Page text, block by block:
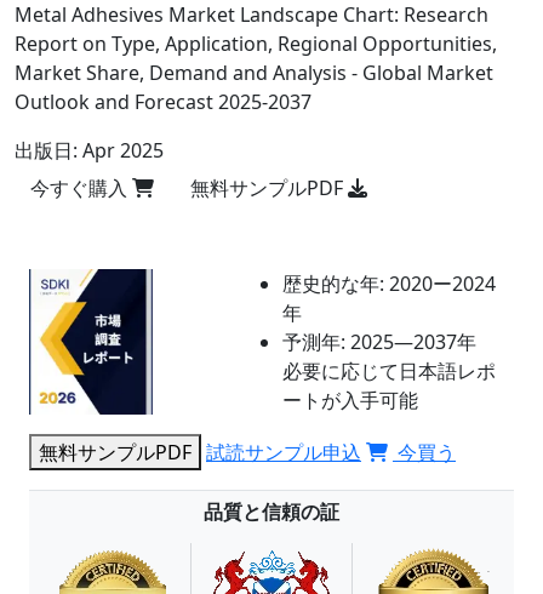
Metal Adhesives Market Landscape Chart: Research
Report on Type, Application, Regional Opportunities,
Market Share, Demand and Analysis - Global Market
Outlook and Forecast 2025-2037
出版日: Apr 2025
今すぐ購入
無料サンプルPDF
歴史的な年: 2020ー2024
年
予測年: 2025―2037年
必要に応じて日本語レポ
ートが入手可能
無料サンプルPDF 試読サンプル申込 今買う
品質と信頼の証